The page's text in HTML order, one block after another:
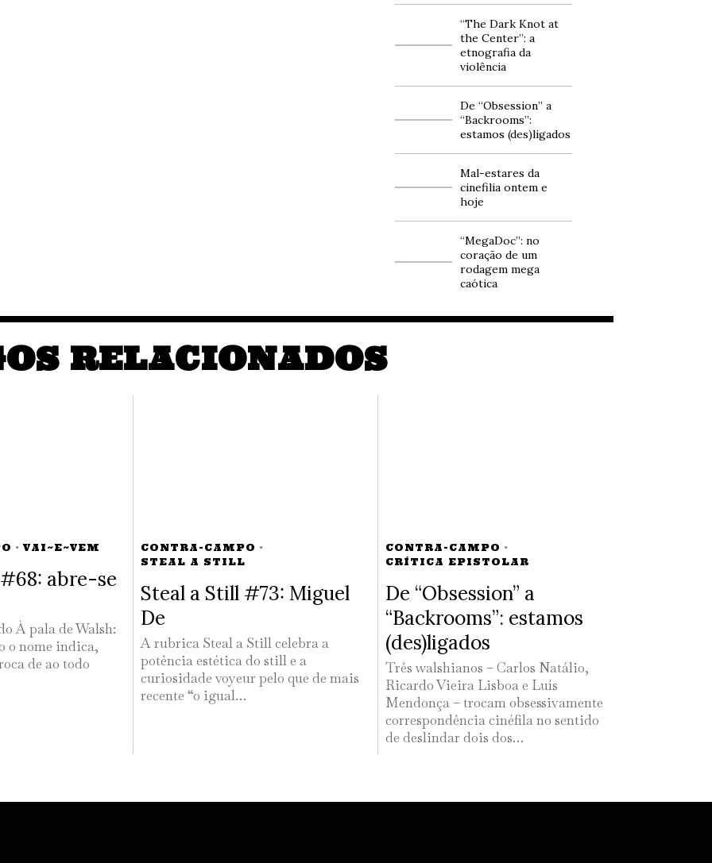
“The Dark Knot at
the Center”: a
etnografia da
violência
De “Obsession” a
“Backrooms”:
estamos (des)ligados
Mal-estares da
cinefilia ontem e
hoje
“MegaDoc”: no
coração de um
rodagem mega
caótica
RELACIONADOS
· VAI~E~VEM
abre-se
À pala de Walsh:
o nome indica,
de ao todo
CONTRA-CAMPO ·
STEAL A STILL
Steal a Still #73: Miguel
De
A rubrica Steal a Still celebra a
potência estética do still e a
curiosidade voyeur pelo que de mais
recente “o igual…
CONTRA-CAMPO ·
CRÍTICA EPISTOLAR
De “Obsession” a
“Backrooms”: estamos
(des)ligados
Três walshianos – Carlos Natálio,
Ricardo Vieira Lisboa e Luís
Mendonça – trocam obsessivamente
correspondência cinéfila no sentido
de deslindar dois dos…